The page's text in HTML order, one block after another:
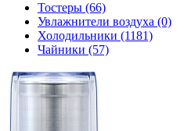
Тостеры (66)
Увлажнители воздуха (0)
Холодильники (1181)
Чайники (57)